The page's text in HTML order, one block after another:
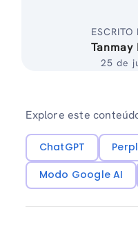
ESCRITO
25 de
Explore este
ChatGPT
Modo Google AI